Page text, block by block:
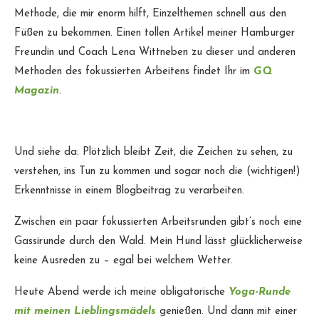
Methode, die mir enorm hilft, Einzelthemen schnell aus den
Füßen zu bekommen. Einen tollen Artikel meiner Hamburger
Freundin und Coach Lena Wittneben zu dieser und anderen
Methoden des fokussierten Arbeitens findet Ihr im GQ
Magazin.
Und siehe da: Plötzlich bleibt Zeit, die Zeichen zu sehen, zu
verstehen, ins Tun zu kommen und sogar noch die (wichtigen!)
Erkenntnisse in einem Blogbeitrag zu verarbeiten.
Zwischen ein paar fokussierten Arbeitsrunden gibt’s noch eine
Gassirunde durch den Wald. Mein Hund lässt glücklicherweise
keine Ausreden zu – egal bei welchem Wetter.
Heute Abend werde ich meine obligatorische Yoga-Runde
mit meinen Lieblingsmädels genießen. Und dann mit einer